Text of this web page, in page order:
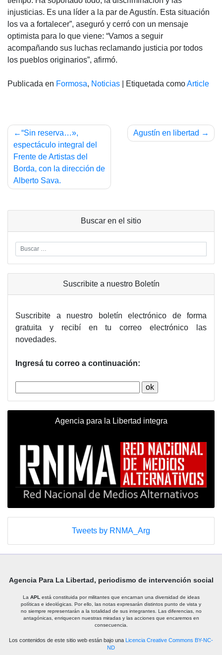
injusticias. Es una líder a la par de Agustín. Esta situación
los va a fortalecer”, aseguró y cerró con un mensaje
optimista para lo que viene: “Vamos a seguir
acompañando sus luchas reclamando justicia por todos
los pueblos originarios”, afirmó.
Publicada en Formosa, Noticias Etiquetada comoArticle
Navegación
de
entradas
“Sin reserva…»,
espectáculo integral del
Frente de Artistas del
Borda, con la dirección de
Alberto Sava.
Agustín en libertad
Buscar en el sitio
Suscribite a nuestro Boletín
Suscribite a nuestro boletín electrónico de forma
gratuita y recibí en tu correo electrónico las
novedades.
Ingresá tu correo a continuación:
Agencia para la Libertad integra
Tweets by RNMA_Arg
Agencia Para La Libertad, periodismo de intervención social
La APL está constituida por militantes que encarnan una diversidad de ideas
políticas e ideológicas. Por ello, las notas expresarán distintos punto de vista y
no siempre representarán a la totalidad de sus integrantes. Las diferencias, no
antagónicas, enriquecen nuestras miradas y las acciones que encaremos en
consecuencia.
Los contenidos de este sitio web están bajo una Licencia Creative Commons BY-NC-
ND